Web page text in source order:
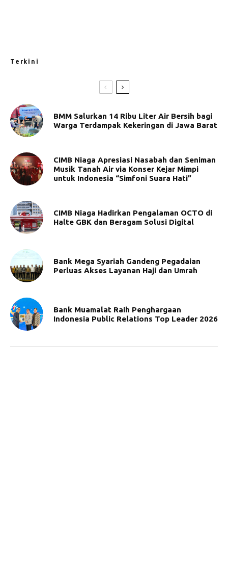
Terkini
BMM Salurkan 14 Ribu Liter Air Bersih bagi
Warga Terdampak Kekeringan di Jawa Barat
CIMB Niaga Apresiasi Nasabah dan Seniman
Musik Tanah Air via Konser Kejar Mimpi
untuk Indonesia “Simfoni Suara Hati”
CIMB Niaga Hadirkan Pengalaman OCTO di
Halte GBK dan Beragam Solusi Digital
Bank Mega Syariah Gandeng Pegadaian
Perluas Akses Layanan Haji dan Umrah
Bank Muamalat Raih Penghargaan
Indonesia Public Relations Top Leader 2026